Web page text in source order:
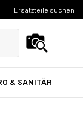
Ersatzteile suchen
& SANITÄR